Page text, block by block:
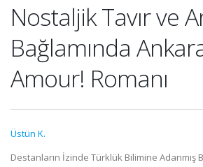
Nostaljik Tavır ve
Bağlamında
Amour! Romanı
Üstün K.
Destanların İzinde Türklük Bilimine Adanmış